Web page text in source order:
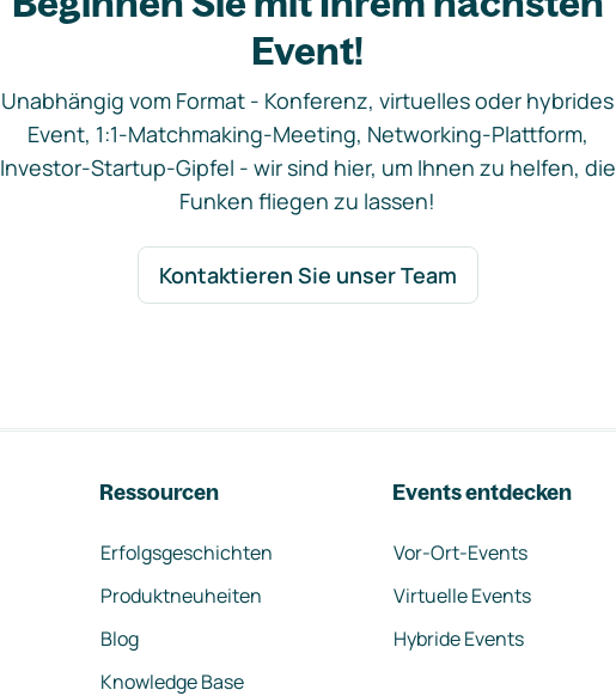
Event!
Unabhängig vom Format - Konferenz, virtuelles oder hybrides
Event, 1:1-Matchmaking-Meeting, Networking-Plattform,
Investor-Startup-Gipfel - wir sind hier, um Ihnen zu helfen, die
Funken fliegen zu lassen!
Kontaktieren Sie unser Team
Ressourcen
Erfolgsgeschichten
Produktneuheiten
Blog
Knowledge Base
Events entdecken
Vor-Ort-Events
Virtuelle Events
Hybride Events